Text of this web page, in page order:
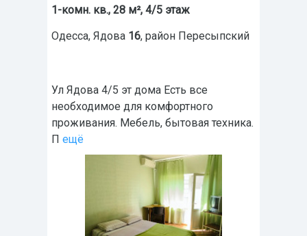
1-комн. кв., 28 м², 4/5 этаж
Одесса, Ядова 16, район Пересыпский
Ул Ядова 4/5 эт дома Есть все
необходимое для комфортного
проживания. Мебель, бытовая техника.
П ещё